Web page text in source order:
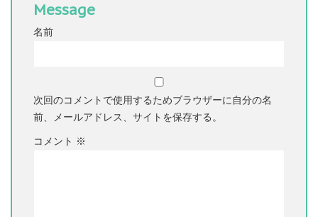
Message
名前
次回のコメントで使用するためブラウザーに自分の名
前、メールアドレス、サイトを保存する。
コメント ※